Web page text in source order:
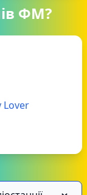
ФМ?
Lover